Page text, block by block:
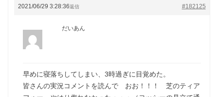
2021/06/29 3:28:36 #182125
返信
だいあん
早めに寝落ちしてしまい、3時過ぎに目覚めた。
皆さんの実況コメントを読んで おお！！！ 芝のティア